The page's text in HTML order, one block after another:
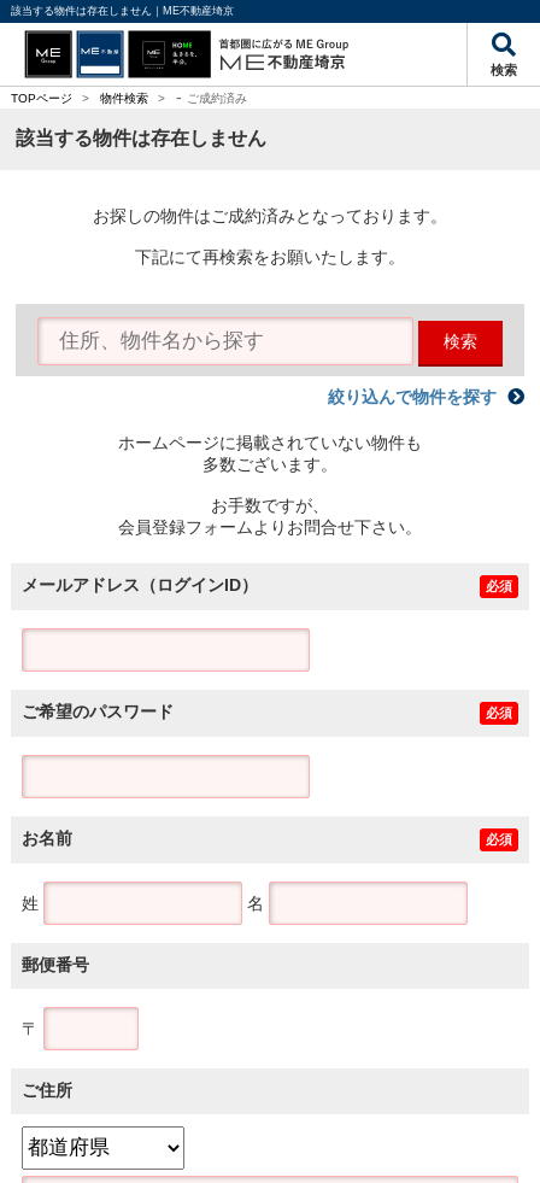
該当する物件は存在しません｜ME不動産埼京
検索
TOPページ > 物件検索 > - ご成約済み
該当する物件は存在しません
お探しの物件はご成約済みとなっております。
下記にて再検索をお願いたします。
検索
絞り込んで物件を探す
ホームページに掲載されていない物件も
多数ございます。
お手数ですが、
会員登録フォームよりお問合せ下さい。
メールアドレス（ログインID） 必須
ご希望のパスワード 必須
お名前 必須
姓 名
郵便番号
〒
ご住所